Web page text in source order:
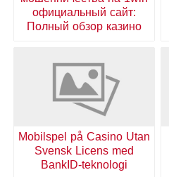
официальный сайт:
Полный обзор казино
Mobilspel på Casino Utan
Svensk Licens med
BankID-teknologi